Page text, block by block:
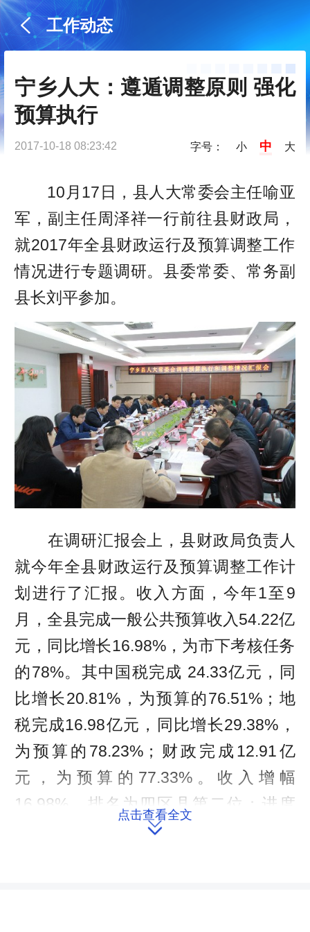
工作动态
宁乡人大：遵遁调整原则 强化
预算执行
2017-10-18 08:23:42 字号： 小 中 大
10月17日，县人大常委会主任喻亚
军，副主任周泽祥一行前往县财政局，
就2017年全县财政运行及预算调整工作
情况进行专题调研。县委常委、常务副
县长刘平参加。
在调研汇报会上，县财政局负责人
就今年全县财政运行及预算调整工作计
划进行了汇报。收入方面，今年1至9
月，全县完成一般公共预算收入54.22亿
元，同比增长16.98%，为市下考核任务
的78%。其中国税完成 24.33亿元，同
比增长20.81%，为预算的76.51%；地
税完成16.98亿元，同比增长29.38%，
为预算的78.23%；财政完成12.91亿
元，为预算的77.33%。收入增幅
16.98%，排名为四区县第二位；进度
78%，排名四区县第二位；收入质量
点击查看全文
